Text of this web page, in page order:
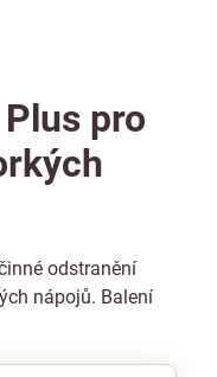
pro
odstranění
nápojů. Balení